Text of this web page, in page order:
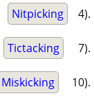
Nitpicking 4).
Tictacking 7).
Miskicking 10).